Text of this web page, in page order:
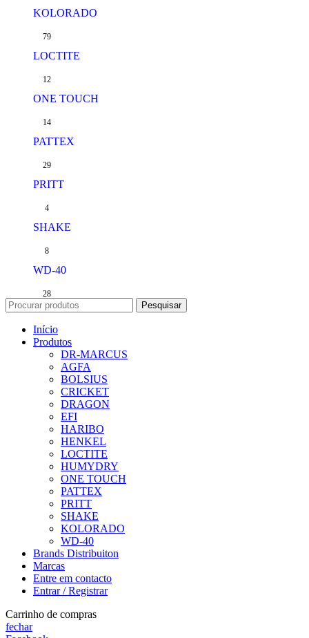
KOLORADO
79
LOCTITE
12
ONE TOUCH
14
PATTEX
29
PRITT
4
SHAKE
8
WD-40
28
Pesquisar
Início
Produtos
DR-MARCUS
AGFA
BOLSIUS
CRICKET
DRAGON
EFI
HARIBO
HENKEL
LOCTITE
HUMYDRY
ONE TOUCH
PATTEX
PRITT
SHAKE
KOLORADO
WD-40
Brands Distribuiton
Marcas
Entre em contacto
Entrar / Registrar
Carrinho de compras
fechar